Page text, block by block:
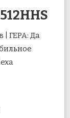
| ГЕРА: Да